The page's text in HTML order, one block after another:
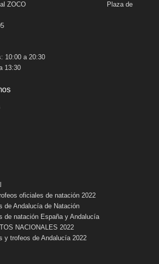
ZOCO Plaza de
10:00 a 20:30
13:30
oficiales de natación 2022
de Andalucía de Natación
de natación España y Andalucía
NACIONALES 2022
y trofeos de Andalucía 2022